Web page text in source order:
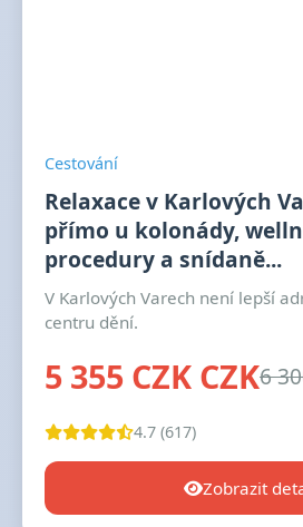
Cestování
Relaxace v Karlových
přímo u kolonády,
procedury a snídaně...
V Karlových Varech není lepší
centru dění.
5 355 CZK CZK6
4.7 (617)
Zobrazit